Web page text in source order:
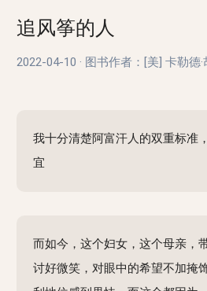
追风筝的人
2022-04-10 · 图书作者：[美] 卡勒德
我十分清楚阿富汗人的双重标准
宜
而如今，这个妇女，这个母亲，
讨好微笑，对眼中的希望不加掩